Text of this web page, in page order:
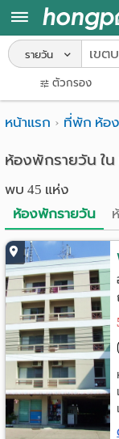
หน้า
ค้นหา
หอพัก ใกล้ฉัน
ค้นจากสถานีรถ
ค้นตามจังหวัด
ค้นจากสถานศึ
ค้นจากแผนที่
ค้นแบบละเอียด
อ
พาร์
ท
เม้น
ท์
ห้อง
พัก
ราย
เดือน
รายวัน
ตัวกรอง
หน้าแรก ที่พัก ห้อ
ห้องพักรายวัน ใน
พบ 45 แห่ง
ห้องพักรายวัน